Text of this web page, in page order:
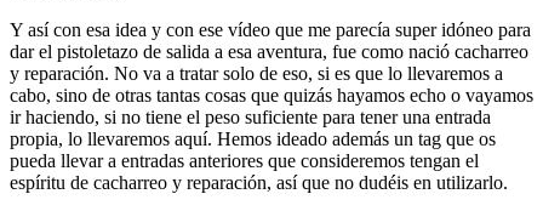
Y así con esa idea y con ese vídeo que me parecía super idóneo para
dar el pistoletazo de salida a esa aventura, fue como nació cacharreo
y reparación. No va a tratar solo de eso, si es que lo llevaremos a
cabo, sino de otras tantas cosas que quizás hayamos echo o vayamos
ir haciendo, si no tiene el peso suficiente para tener una entrada
propia, lo llevaremos aquí. Hemos ideado además un tag que os
pueda llevar a entradas anteriores que consideremos tengan el
espíritu de cacharreo y reparación, así que no dudéis en utilizarlo.